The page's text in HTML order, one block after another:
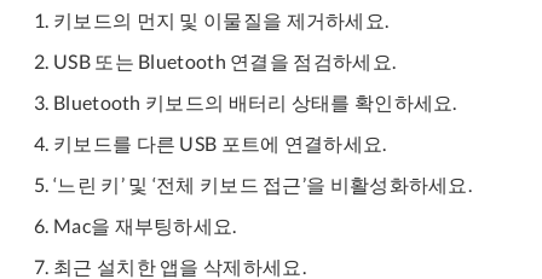
키보드의 먼지 및 이물질을 제거하세요.
USB 또는 Bluetooth 연결을 점검하세요.
Bluetooth 키보드의 배터리 상태를 확인하세요.
키보드를 다른 USB 포트에 연결하세요.
‘느린 키’ 및 ‘전체 키보드 접근’을 비활성화하세요.
Mac을 재부팅하세요.
최근 설치한 앱을 삭제하세요.